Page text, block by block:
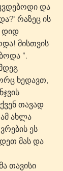
და
რაზეც ის
დიდ
მისთვის
”.
ხედავთ,
თავად
ახლა
ეს
მას და
თავისი